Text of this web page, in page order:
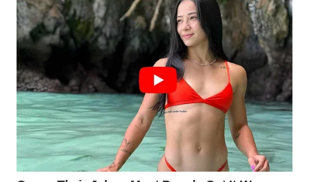
WN
CIREBON
INDRAMAYU
WN
KUNINGAN
WN
MAJALENGKA